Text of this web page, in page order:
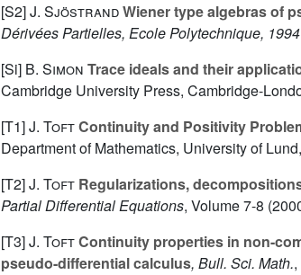
[S2]J. SjöstrandWiener type algebras of
Dérivées Partielles, Ecole Polytechnique, 1994
[Si] B. Simon Trace ideals and their
Cambridge University Press, Cambridge-
[T1]J. ToftContinuity and Positivity
Department of Mathematics, University of
[T2]J. Toft Regularizations,
Partial Differential Equations, Volume 7-8
[T3]J. ToftContinuity properties in non-
pseudo-differential calculus, Bull. Sci. Math.